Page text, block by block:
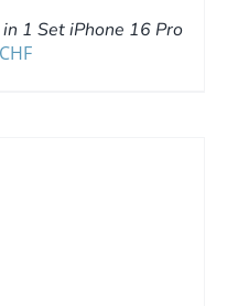
1 Set iPhone 16 Pro
CHF